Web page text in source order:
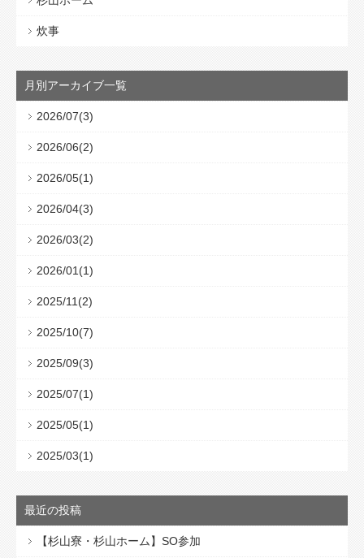
炊事
月別アーカイブ一覧
2026/07(3)
2026/06(2)
2026/05(1)
2026/04(3)
2026/03(2)
2026/01(1)
2025/11(2)
2025/10(7)
2025/09(3)
2025/07(1)
2025/05(1)
2025/03(1)
最近の投稿
【杉山寮・杉山ホーム】SO参加